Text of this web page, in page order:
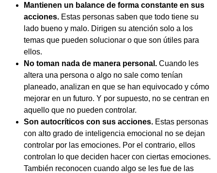
Mantienen un balance de forma constante en sus
acciones. Estas personas saben que todo tiene su
lado bueno y malo. Dirigen su atención solo a los
temas que pueden solucionar o que son útiles para
ellos.
No toman nada de manera personal.Cuando les
altera una persona o algo no sale como tenían
planeado, analizan en que se han equivocado y cómo
mejorar en un futuro. Y por supuesto, no se centran en
aquello que no pueden controlar.
Son autocríticos con sus acciones.Estas personas
con alto grado de inteligencia emocional no se dejan
controlar por las emociones. Por el contrario, ellos
controlan lo que deciden hacer con ciertas emociones.
También reconocen cuando algo se les fue de las